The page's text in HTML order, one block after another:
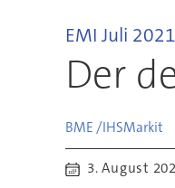
EMI Juli 2021
Der
BME /IHSMarkit
3. August